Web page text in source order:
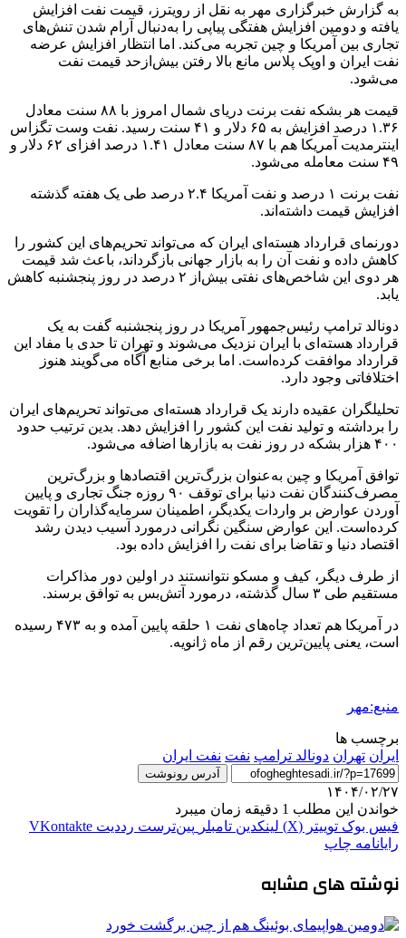
به گزارش خبرگزاری مهر به نقل از رویترز، قیمت نفت افزایش
یافته و دومین افزایش هفتگی پیاپی را به‌دنبال آرام شدن تنش‌های
تجاری بین آمریکا و چین تجربه می‌کند. اما انتظار افزایش عرضه
نفت ایران و اوپک پلاس مانع بالا رفتن بیش‌ازحد قیمت نفت
می‌شود.
قیمت هر بشکه نفت برنت
دریای شمال امروز با ۸۸ سنت معادل
۱.۳۶ درصد افزایش به ۶۵ دلار و ۴۱ سنت رسید. نفت
وست تگزاس
اینترمدیت
آمریکا هم با ۸۷ سنت معادل ۱.۴۱ درصد افزای ۶۲ دلار و
۴۹ سنت معامله می‌شود.
نفت برنت
۱ درصد و نفت آمریکا ۲.۴ درصد طی یک هفته گذشته
افزایش قیمت داشته‌اند.‌
دورنمای قرارداد هسته‌ای ایران که می‌تواند تحریم‌های این کشور را
کاهش داده و نفت آن را به بازار جهانی بازگرداند، باعث شد قیمت
هر دوی این شاخص‌های نفتی بیش‌از ۲ درصد در روز پنجشنبه کاهش
یابد.
دونالد ترامپ رئیس‌جمهور آمریکا در روز پنجشنبه گفت به یک
قرارداد هسته‌ای با ایران نزدیک می‌شوند و تهران تا حدی با مفاد این
قرارداد موافقت کرده‌است. اما برخی منابع آگاه می‌گویند هنوز
اختلافاتی وجود دارد.
تحلیلگران عقیده دارند یک قرارداد هسته‌ای می‌تواند تحریم‌های ایران
را برداشته و تولید نفت این کشور را افزایش دهد. بدین ترتیب حدود
۴۰۰ هزار بشکه در روز نفت به بازارها اضافه می‌شود.
توافق آمریکا و چین به‌عنوان بزرگ‌ترین اقتصادها و بزرگ‌ترین
مصرف‌کنندگان نفت دنیا برای توقف ۹۰ روزه جنگ تجاری و پایین
آوردن عوارض بر واردات یکدیگر، اطمینان سرمایه‌گذاران را تقویت
کرده‌است. این عوارض سنگین نگرانی درمورد آسیب دیدن رشد
اقتصاد دنیا و تقاضا برای نفت را افزایش داده بود.
از طرف دیگر، کیف و مسکو نتوانستند در اولین دور مذاکرات
مستقیم طی ۳ سال گذشته،
درمورد آتش‌بس به توافق برسند.
در آمریکا هم تعداد چاه‌های نفت ۱ حلقه پایین آمده و به ۴۷۳ رسیده
است، یعنی پایین‌ترین رقم از ماه ژانویه.
منبع:مهر
برچسب ها
ایران تهران دونالد ترامپ نفت نفت ایران
آدرس رونوشت
۱۴۰۴/۰۲/۲۷
خواندن این مطلب 1 دقیقه زمان میبرد
فیس بوک توییتر (X) لینکدین ‫تامبلر ‫پین‌ترست ‫رددیت ‫VKontakte
رایانامه چاپ
نوشته های مشابه